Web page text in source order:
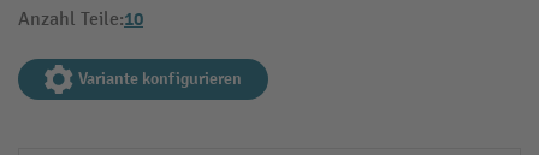
Anzahl Teile:10
Variante konfigurieren